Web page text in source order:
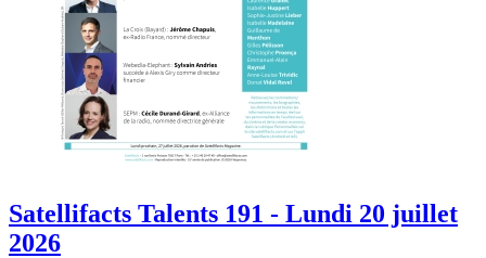
Satellifacts Talents 191 - Lundi 20 juillet
2026